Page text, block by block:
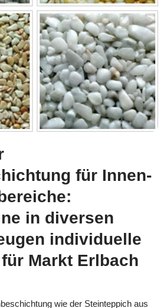
für Innen-
in diversen
individuelle
Markt Erlbach
wie der Steinteppich aus